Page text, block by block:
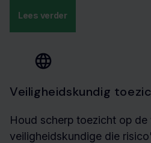
Lees verder
Veiligheidskundig
Houd scherp toezicht op
veiligheidskundige die